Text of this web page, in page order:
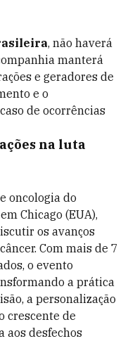
, não haverá
manterá
e geradores de
e o
de ocorrências
na luta
oncologia do
Chicago (EUA),
os avanços
Com mais de 7
o evento
a prática
a personalização
crescente de
aos desfechos